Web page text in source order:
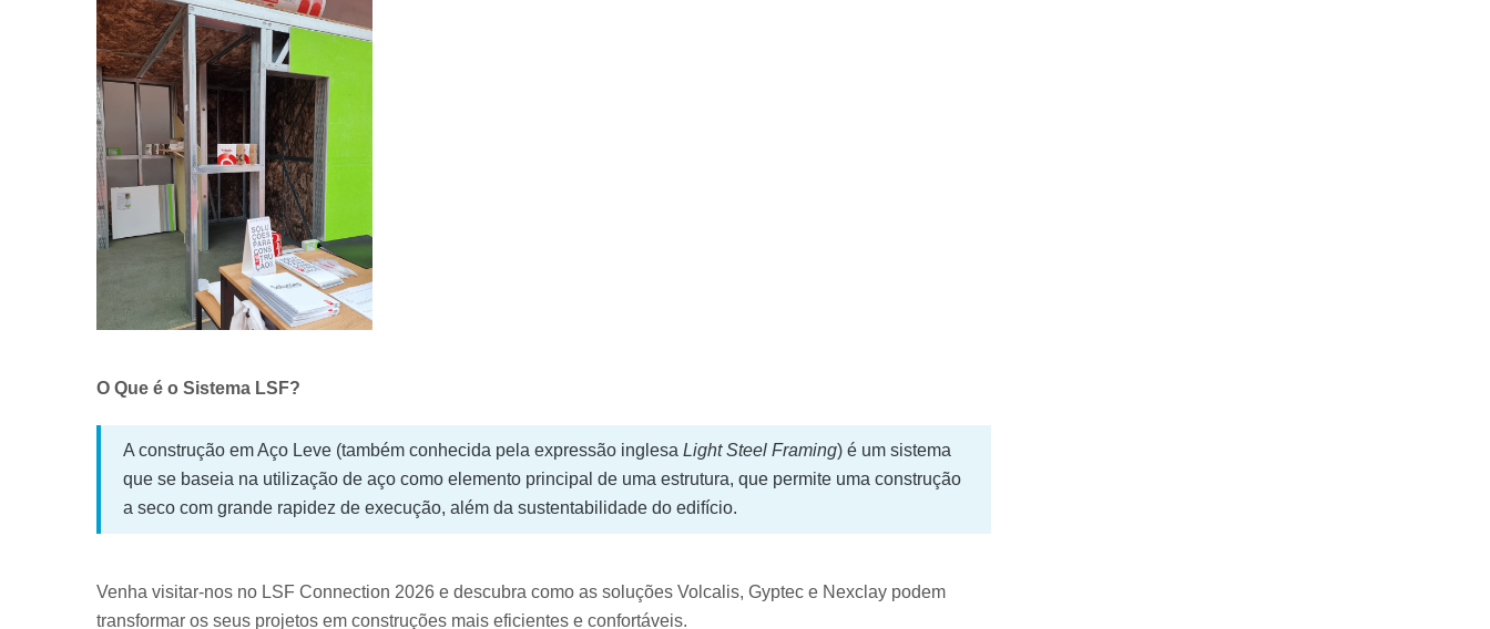
O Que é o Sistema LSF?
A construção em Aço Leve (também conhecida pela expressão inglesa Light Steel Framing) é um sistema
que se baseia na utilização de aço como elemento principal de uma estrutura, que permite uma construção
a seco com grande rapidez de execução, além da sustentabilidade do edifício.
Venha visitar-nos no LSF Connection 2026 e descubra como as soluções Volcalis, Gyptec e Nexclay podem
transformar os seus projetos em construções mais eficientes e confortáveis.